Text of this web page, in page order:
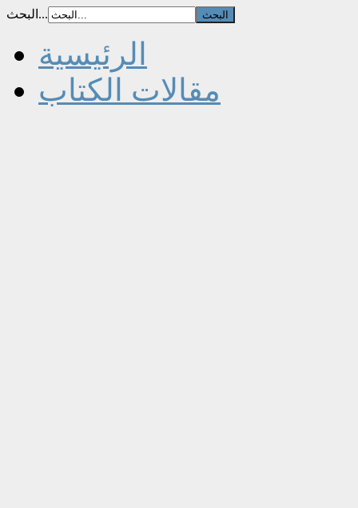
البحث...
الرئيسية
مقالات الكتاب